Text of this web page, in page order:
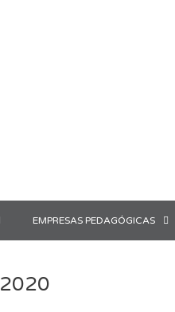
EMPRESAS PEDAGÓGICAS